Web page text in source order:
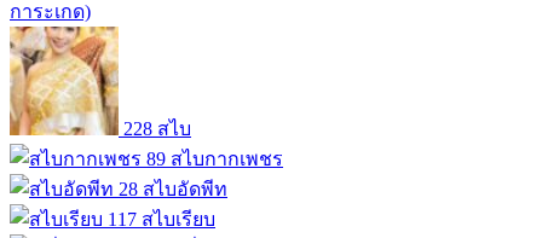
การะเกด)
228 สไบ
89 สไบกากเพชร
28 สไบอัดพีท
117 สไบเรียบ